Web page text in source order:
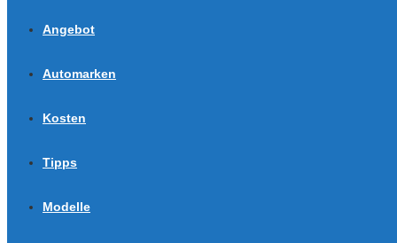
Angebot
Automarken
Kosten
Tipps
Modelle